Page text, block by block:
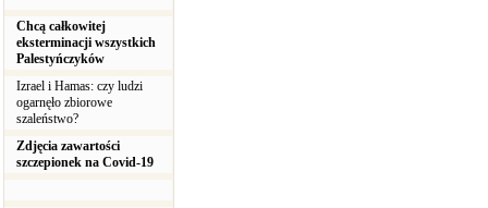
Chcą całkowitej
eksterminacji wszystkich
Palestyńczyków
Izrael i Hamas: czy ludzi
ogarnęło zbiorowe
szaleństwo?
Zdjęcia zawartości
szczepionek na Covid-19